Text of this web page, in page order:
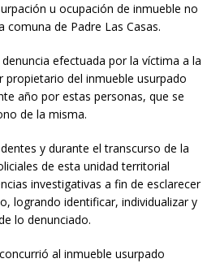
u ocupación de inmueble no
comuna de Padre Las Casas.
efectuada por la víctima a la
propietario del inmueble usurpado
año por estas personas, que se
de la misma.
y durante el transcurso de la
de esta unidad territorial
investigativas a fin de esclarecer
logrando identificar, individualizar y
lo denunciado.
al inmueble usurpado